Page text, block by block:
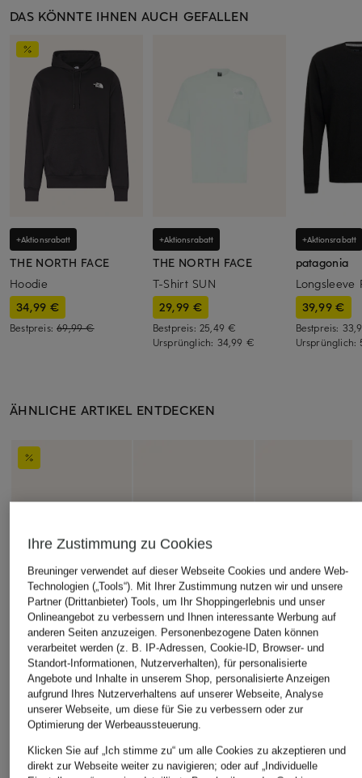
DAS KÖNNTE IHNEN AUCH GEFALLEN
+Aktionsrabatt
THE NORTH FACE
Hoodie
34,99 €
Bestpreis:69,99 €
+Aktionsrabatt
THE NORTH FACE
T-Shirt SUN
29,99 €
Bestpreis: 25,49 €
Ursprünglich: 34,99 €
+Aktionsrabatt
patagonia
Longsleeve
39,99 €
Bestpreis:
Ursprünglich:
ÄHNLICHE ARTIKEL ENTDECKEN
Ihre Zustimmung zu Cookies
Breuninger verwendet auf dieser Webseite Cookies und andere Web-
Technologien („Tools“). Mit Ihrer Zustimmung nutzen wir und unsere
Partner (Drittanbieter) Tools, um Ihr Shoppingerlebnis und unser
Onlineangebot zu verbessern und Ihnen interessante Werbung auf
anderen Seiten anzuzeigen. Personenbezogene Daten können
verarbeitet werden (z. B. IP-Adressen, Cookie-ID, Browser- und
Standort-Informationen, Nutzerverhalten), für personalisierte
Angebote und Inhalte in unserem Shop, personalisierte Anzeigen
aufgrund Ihres Nutzerverhaltens auf unserer Webseite, Analyse
unserer Webseite, um diese für Sie zu verbessern oder zur
Optimierung der Werbeaussteuerung.
Klicken Sie auf „Ich stimme zu“ um alle Cookies zu akzeptieren und
direkt zur Webseite weiter zu navigieren; oder auf „Individuelle